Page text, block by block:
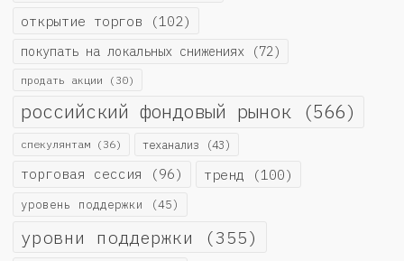
открытие торгов (102)
покупать на локальных снижениях (72)
продать акции (30)
российский фондовый рынок (566)
спекулянтам (36) теханализ (43)
торговая сессия (96) тренд (100)
уровень поддержки (45)
уровни поддержки (355)